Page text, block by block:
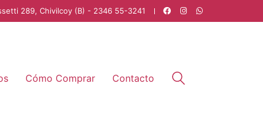
289, Chivilcoy (B) - 2346 55-3241
Cómo Comprar Contacto